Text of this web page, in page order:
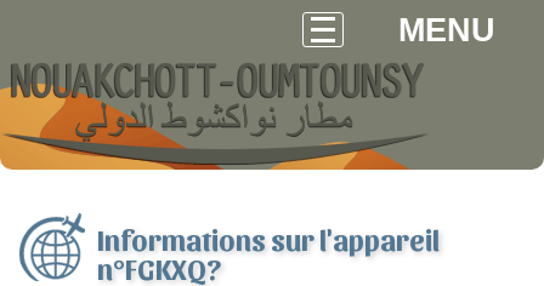
MENU
Informations sur l'appareil
n°FGKXQ?